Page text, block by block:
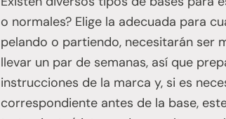
o normales? Elige la adecuada para
pelando o partiendo, necesitarán ser
llevar un par de semanas, así que
instrucciones de la marca y, si es
correspondiente antes de la base,